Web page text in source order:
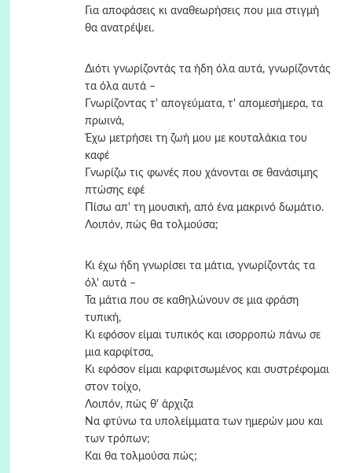
Για αποφάσεις κι αναθεωρήσεις που μια στιγμή
θα ανατρέψει.
Διότι γνωρίζοντάς τα ήδη όλα αυτά, γνωρίζοντάς
τα όλα αυτά –
Γνωρίζοντας τ' απογεύματα, τ' απομεσήμερα, τα
πρωινά,
Έχω μετρήσει τη ζωή μου με κουταλάκια του
καφέ
Γνωρίζω τις φωνές που χάνονται σε θανάσιμης
πτώσης εφέ
Πίσω απ' τη μουσική, από ένα μακρινό δωμάτιο.
Λοιπόν, πώς θα τολμούσα;
Κι έχω ήδη γνωρίσει τα μάτια, γνωρίζοντάς τα
όλ' αυτά –
Τα μάτια που σε καθηλώνουν σε μια φράση
τυπική,
Κι εφόσον είμαι τυπικός και ισορροπώ πάνω σε
μια καρφίτσα,
Κι εφόσον είμαι καρφιτσωμένος και συστρέφομαι
στον τοίχο,
Λοιπόν, πώς θ' άρχιζα
Να φτύνω τα υπολείμματα των ημερών μου και
των τρόπων;
Και θα τολμούσα πώς;